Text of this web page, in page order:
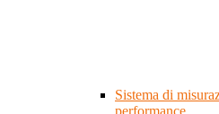
Sistema di